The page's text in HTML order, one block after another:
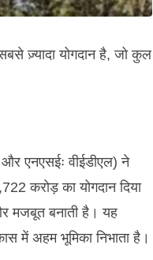
ज़्यादा योगदान है,जो कुल
और एनएसईः वीईडीएल)ने
करोड़ का योगदान दिया
मजबूत बनाती है। यह
में अहम भूमिका निभाता है।